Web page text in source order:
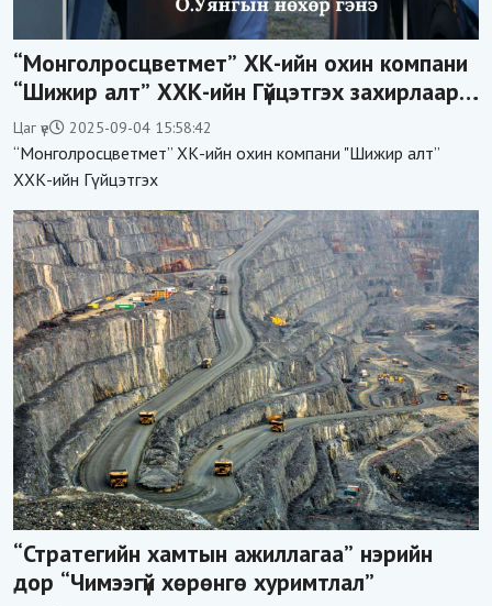
“Монголросцветмет” ХК-ийн охин компани
“Шижир алт” ХХК-ийн Гүйцэтгэх захирлаар
ажиллаж байсан О.Баттөмөрт холбогдох
хэрэг хаашаа замхарсан бэ?
Цаг үе 2025-09-04 15:58:42
“Монголросцветмет” ХК-ийн охин компани "Шижир алт”
ХХК-ийн Гүйцэтгэх
“Стратегийн хамтын ажиллагаа” нэрийн
дор “Чимээгүй хөрөнгө хуримтлал”